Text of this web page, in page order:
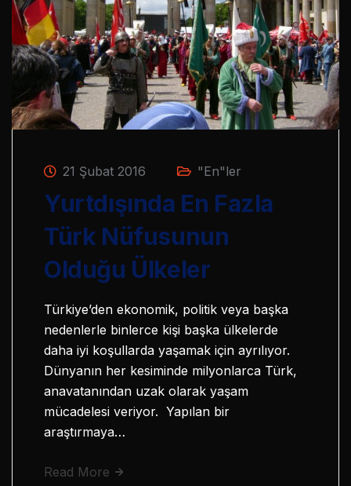
21 Şubat 2016 "En"ler
Yurtdışında En Fazla
Türk Nüfusunun
Olduğu Ülkeler
Türkiye’den ekonomik, politik veya başka
nedenlerle binlerce kişi başka ülkelerde
daha iyi koşullarda yaşamak için ayrılıyor.
Dünyanın her kesiminde milyonlarca Türk,
anavatanından uzak olarak yaşam
mücadelesi veriyor. Yapılan bir
araştırmaya…
Read More